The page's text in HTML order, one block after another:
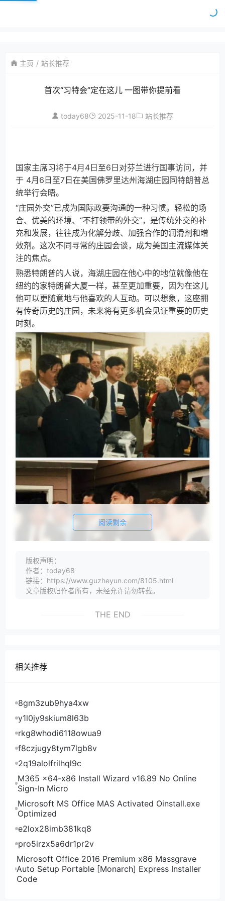
主页 站长推荐
首次“习特会”定在这儿 一图带你提前看
today68 2025-11-18 站长推荐
国家主席习将于4月4日至6日对芬兰进行国事访问，并
于 4月6日至7日在美国佛罗里达州海湖庄园同特朗普总
统举行会晤。
“庄园外交”已成为国际政要沟通的一种习惯。轻松的场
合、优美的环境、“不打领带的外交”，是传统外交的补
充和发展，往往成为化解分歧、加强合作的润滑剂和增
效剂。这次不同寻常的庄园会谈，成为美国主流媒体关
注的焦点。
熟悉特朗普的人说，海湖庄园在他心中的地位就像他在
纽约的家特朗普大厦一样，甚至更加重要，因为在这儿
他可以更随意地与他喜欢的人互动。可以想象，这座拥
有传奇历史的庄园，未来将有更多机会见证重要的历史
时刻。
习首度访美是在30多年前。1983年，中国河北省与美
部，为美国的农业主产区，与河北省纬度相近。
围很广。
习率领福州市经贸代表团一行4人，赴美国、加拿大访
问。
此前还有一则关于中美关系的小故事被人津津乐道。当
年4月，在看到刊登于《人民日报》上一篇讲述嘎登勒
夫妇中国情的海外征文稿件后，时任福州市委书记的习
十分感动，立即邀请嘎登勒夫人访问福州。当年的8
月，当时76岁的嘎登勒夫人在稿件作者——留美学生
钟翰的陪同下，终于完成了丈夫的遗愿：重访重访他儿
时的居住地福州鼓岭。
美东华人社团联合总会共同主席陈清泉回忆说，习担任
中共福州市委书记时到美国考察城市建设规划。
在陈清泉的回忆里，习平易近人、成熟稳重、精力充
沛、注重民意，在与美国侨领接触中，有兴趣了解侨胞
在海外的真实生活状况，也愿意听取侨胞对国内发展与
建设的建议。
阅读剩余
版权声明：
作者：today68
链接：https://www.guzheyun.com/8105.html
文章版权归作者所有，未经允许请勿转载。
THE END
相关推荐
8gm3zub9hya4xw
y1l0jy9skium8l63b
rkg8whodi6118owua9
f8czjugy8tym7lgb8v
2q19alolfrilhql9c
M365 x64-x86 Install Wizard v16.89 No Online
Sign-In Micro
Microsoft MS Office MAS Activated Oinstall.exe
Optimized
e2lox28imb381kq8
pro5irzx5a6dr1pr2v
Microsoft Office 2016 Premium x86 Massgrave
Auto Setup Portable [Monarch] Express Installer
Code